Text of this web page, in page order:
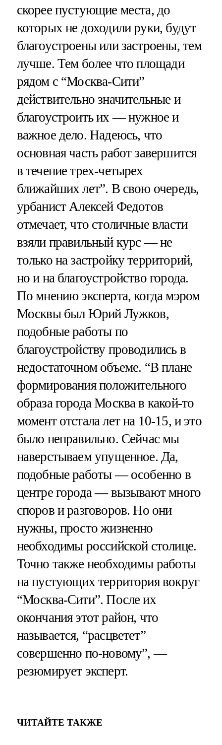
скорее пустующие места, до
которых не доходили руки, будут
благоустроены или застроены, тем
лучше. Тем более что площади
рядом с “Москва-Сити”
действительно значительные и
благоустроить их — нужное и
важное дело. Надеюсь, что
основная часть работ завершится
в течение трех-четырех
ближайших лет”. В свою очередь,
урбанист Алексей Федотов
отмечает, что столичные власти
взяли правильный курс — не
только на застройку территорий,
но и на благоустройство города.
По мнению эксперта, когда мэром
Москвы был Юрий Лужков,
подобные работы по
благоустройству проводились в
недостаточном объеме. “В плане
формирования положительного
образа города Москва в какой-то
момент отстала лет на 10-15, и это
было неправильно. Сейчас мы
наверстываем упущенное. Да,
подобные работы — особенно в
центре города — вызывают много
споров и разговоров. Но они
нужны, просто жизненно
необходимы российской столице.
Точно также необходимы работы
на пустующих территория вокруг
“Москва-Сити”. После их
окончания этот район, что
называется, “расцветет”
совершенно по-новому”, —
резюмирует эксперт.
ЧИТАЙТЕ ТАКЖЕ